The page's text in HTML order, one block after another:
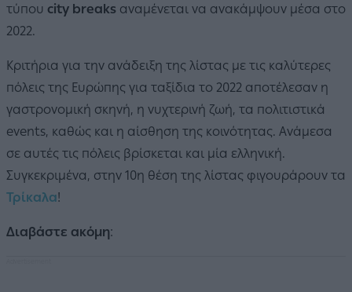
τύπου city breaks αναμένεται να ανακάμψουν μέσα στο
2022.
Κριτήρια για την ανάδειξη της λίστας με τις καλύτερες
πόλεις της Ευρώπης για ταξίδια το 2022 αποτέλεσαν η
γαστρονομική σκηνή, η νυχτερινή ζωή, τα πολιτιστικά
events, καθώς και η αίσθηση της κοινότητας. Ανάμεσα
σε αυτές τις πόλεις βρίσκεται και μία ελληνική.
Συγκεκριμένα, στην 10η θέση της λίστας φιγουράρουν τα
Τρίκαλα!
Διαβάστε ακόμη: